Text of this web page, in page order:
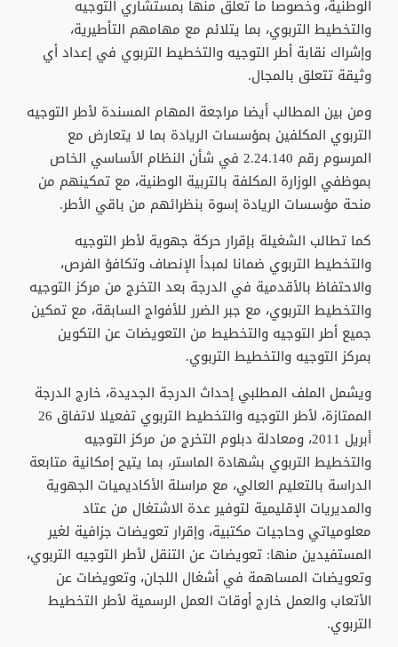
الوطنية، وخصوصا ما تعلق منها بمستشاري التوجيه
والتخطيط التربوي، بما يتلائم مع مهامهم التأطيرية،
وإشراك نقابة أطر التوجيه والتخطيط التربوي في إعداد أي
وثيقة تتعلق بالمجال.
ومن بين المطالب أيضا مراجعة المهام المسندة لأطر التوجيه
التربوي المكلفين بمؤسسات الريادة بما لا يتعارض مع
المرسوم رقم 2.24.140 في شأن النظام الأساسي الخاص
بموظفي الوزارة المكلفة بالتربية الوطنية، مع تمكينهم من
منحة مؤسسات الريادة إسوة بنظرائهم من باقي الأطر.
كما تطالب الشغيلة بإقرار حركة جهوية لأطر التوجيه
والتخطيط التربوي ضمانا لمبدأ الإنصاف وتكافؤ الفرص،
والاحتفاظ بالأقدمية في الدرجة بعد التخرج من مركز التوجيه
والتخطيط التربوي، مع جبر الضرر للأفواج السابقة، مع تمكين
جميع أطر التوجيه والتخطيط من التعويضات عن التكوين
بمركز التوجيه والتخطيط التربوي.
ويشمل الملف المطلبي إحداث الدرجة الجديدة، خارج الدرجة
الممتازة، لأطر التوجيه والتخطيط التربوي تفعيلا لاتفاق 26
أبريل 2011، ومعادلة دبلوم التخرج من مركز التوجيه
والتخطيط التربوي بشهادة الماستر، بما يتيح إمكانية متابعة
الدراسة بالتعليم العالي، مع مراسلة الأكاديميات الجهوية
والمديريات الإقليمية لتوفير عدة الاشتغال من عتاد
معلومياتي وحاجيات مكتبية، وإقرار تعويضات جزافية لغير
المستفيدين منها: تعويضات عن التنقل لأطر التوجيه التربوي،
وتعويضات المساهمة في أشغال اللجان، وتعويضات عن
الأتعاب والعمل خارج أوقات العمل الرسمية لأطر التخطيط
التربوي.